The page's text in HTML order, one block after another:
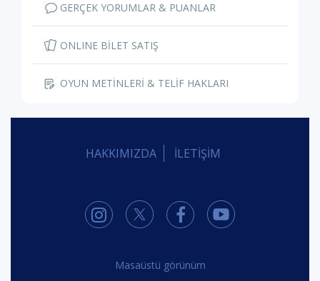
GERÇEK YORUMLAR & PUANLAR
ONLINE BİLET SATIŞ
OYUN METİNLERİ & TELİF HAKLARI
HAKKIMIZDA İLETİŞİM
Masaüstü görünüm